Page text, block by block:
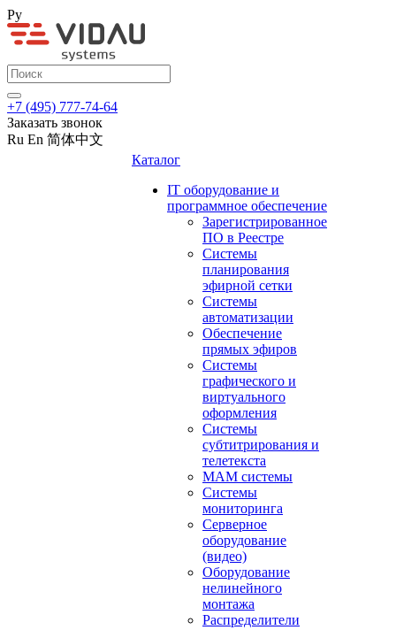
Ру
+7 (495) 777-74-64
Заказать звонок
Ru En 简体中文
Каталог
IT оборудование и
программное обеспечение
Зарегистрированное
ПО в Реестре
Системы
планирования
эфирной сетки
Системы
автоматизации
Обеспечение
прямых эфиров
Системы
графического и
виртуального
оформления
Системы
субтитрирования и
телетекста
MAM системы
Системы
мониторинга
Серверное
оборудование
(видео)
Оборудование
нелинейного
монтажа
Распределители